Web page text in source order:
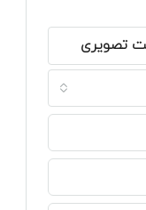
تصویری